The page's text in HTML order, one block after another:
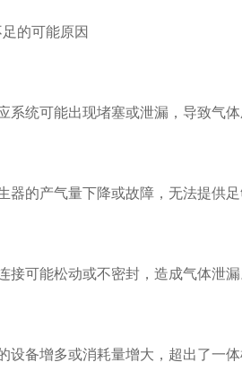
的可能原因
统可能出现堵塞或泄漏，导致气体
的产气量下降或故障，无法提供足
可能松动或不密封，造成气体泄漏
备增多或消耗量增大，超出了一体